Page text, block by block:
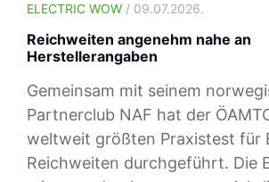
ELECTRIC WOW / 09.07.2026.
Reichweiten angenehm nahe an
Herstellerangaben
Gemeinsam mit seinem
Partnerclub NAF hat der
weltweit größten Praxistest für
Reichweiten durchgeführt. Die